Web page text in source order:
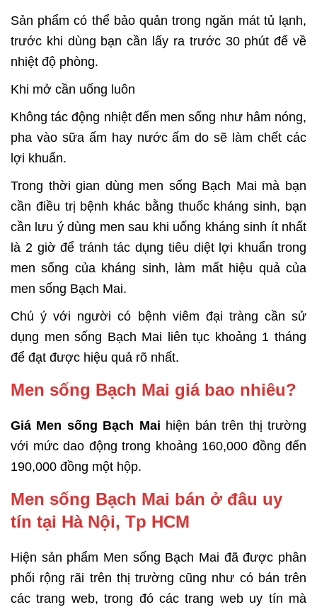
Sản phẩm có thể bảo quản trong ngăn mát tủ lạnh,
trước khi dùng bạn cần lấy ra trước 30 phút để về
nhiệt độ phòng.
Khi mở cần uống luôn
Không tác động nhiệt đến men sống như hâm nóng,
pha vào sữa ấm hay nước ấm do sẽ làm chết các
lợi khuẩn.
Trong thời gian dùng men sống Bạch Mai mà bạn
cần điều trị bệnh khác bằng thuốc kháng sinh, bạn
cần lưu ý dùng men sau khi uống kháng sinh ít nhất
là 2 giờ để tránh tác dụng tiêu diệt lợi khuẩn trong
men sống của kháng sinh, làm mất hiệu quả của
men sống Bạch Mai.
Chú ý với người có bệnh viêm đại tràng cần sử
dụng men sống Bạch Mai liên tục khoảng 1 tháng
để đạt được hiệu quả rõ nhất.
Men sống Bạch Mai giá bao nhiêu?
Giá Men sống Bạch Mai hiện bán trên thị trường
với mức dao động trong khoảng 160,000 đồng đến
190,000 đồng một hộp.
Men sống Bạch Mai bán ở đâu uy
tín tại Hà Nội, Tp HCM
Hiện sản phẩm Men sống Bạch Mai đã được phân
phối rộng rãi trên thị trường cũng như có bán trên
các trang web, trong đó các trang web uy tín mà